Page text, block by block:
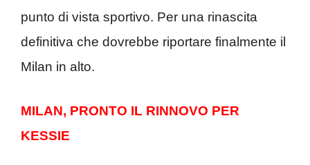
punto di vista sportivo. Per una rinascita
definitiva che dovrebbe riportare finalmente il
Milan in alto.
MILAN, PRONTO IL RINNOVO PER
KESSIE